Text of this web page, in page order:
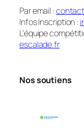
Par email :
Infos Inscription :
L’équipe
escalade.fr
Nos soutiens